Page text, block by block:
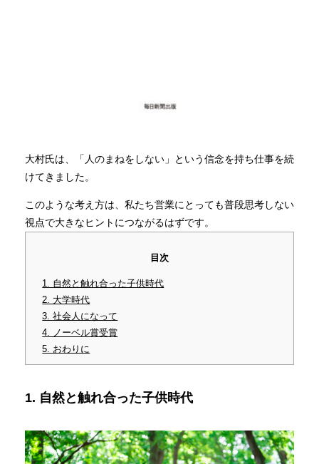
大村氏は、「人のまねをしない」という信念を持ち仕事を続
けてきました。
このような考え方は、私たち営業にとっても普段思考しない
視点で大きなヒントにつながるはずです。
目次
1. 自然と触れ合った子供時代
2. 大学時代
3. 社会人になって
4. ノーベル賞受賞
5. おわりに
1. 自然と触れ合った子供時代